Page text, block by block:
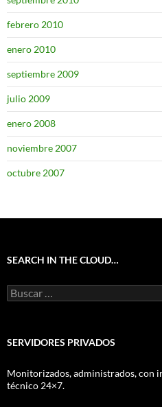
febrero 2010
enero 2010
septiembre 2009
julio 2009
enero 2008
noviembre 2007
octubre 2007
SEARCH IN THE CLOUD…
Buscar:
SERVIDORES PRIVADOS
Monitorizados, administrados, con
técnico 24×7.